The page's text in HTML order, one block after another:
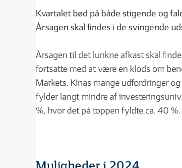
Kvartalet bød på både stigende og
Årsagen skal findes i de svingende
Årsagen til det lunkne afkast skal
fortsatte med at være en klods om
Markets. Kinas mange udfordringer
fylder langt mindre af
%, hvor det på toppen fyldte ca. 40 %.